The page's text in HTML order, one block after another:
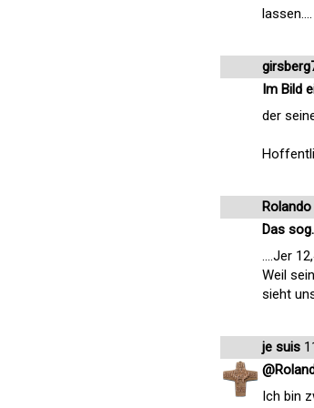
lassen....
Im Bild
der
Rolando
Das
....Jer
Weil
sieht
je suis
Ich bin